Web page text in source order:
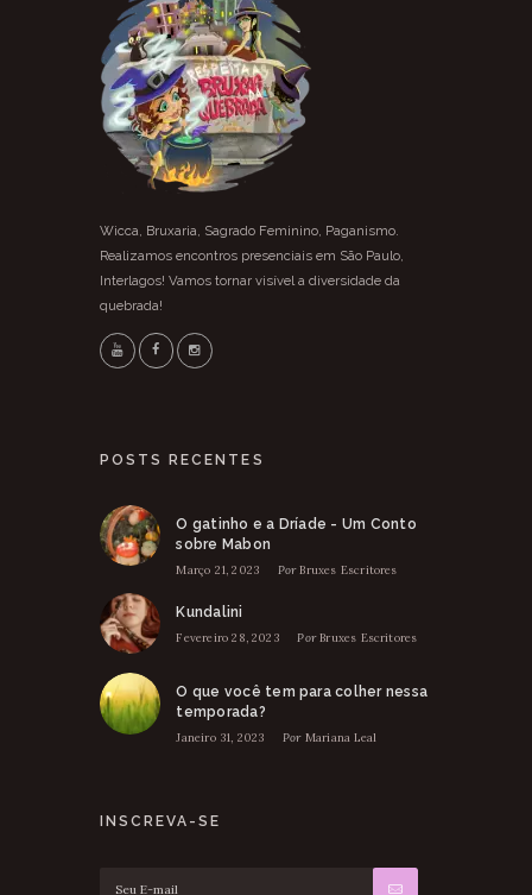
Wicca, Bruxaria, Sagrado Feminino, Paganismo.
Realizamos encontros presenciais em São Paulo,
Interlagos! Vamos tornar visível a diversidade da
quebrada!
POSTS RECENTES
O gatinho e a Dríade - Um Conto
sobre Mabon
Março 21, 2023 PorBruxes Escritores
Kundalini
Fevereiro 28, 2023 PorBruxes Escritores
O que você tem para colher nessa
temporada?
Janeiro 31, 2023 Por Mariana Leal
INSCREVA-SE